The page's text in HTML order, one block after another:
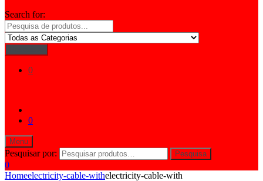
Search for:
0
0
Menu
Pesquisar por: Pesquisa
0
Homeelectricity-cable-withelectricity-cable-with